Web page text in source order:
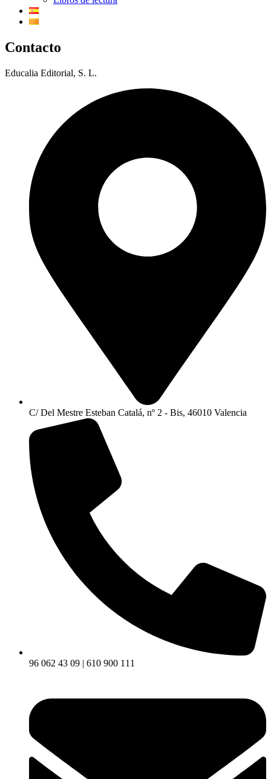
Contacto
Educalia Editorial, S. L.
C/ Del Mestre Esteban Catalá, nº 2 - Bis, 46010 Valencia
96 062 43 09 | 610 900 111